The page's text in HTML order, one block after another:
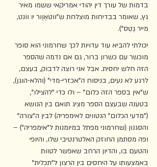
בדמות של עורך דין יהודי אמריקאי ששמו מאיר
גץ, שאומר בבדיחות מוצלחת ש"ווֹטאֶוֶור יו ווֹנט,
מייר גֶטְס").
יכולתי להביא עוד עדויות לכך שחרמוני הוא סופר
מוכשר עם כשרון ברור, גם אם נדמה שהספר
הזה חלש יחסית. אבל אני רוצה לדבוק, בעצם,
לרגע לא נעים, בניסוח ה"אכזרי-מדי" (והלא-הוגן),
ש"אין בספר הזה כלום" – ולו כדי "להצילו",
בטענה שבעצם הספר מציג תואם בין הנושא
("מדעי הכלום" הנטווים לאימפריה) לבין ה"צורה"
והסגנון (שחרמוני מפתל במיומנות ל"אימפריה") –
ופה מסתמן החוזק האלטרנטיבי שלו, והיופי
והטעם בו, והדיון הרחב שאפשר לטוות
באמצעותו על היחסים בין הרצון ל"תכלית"